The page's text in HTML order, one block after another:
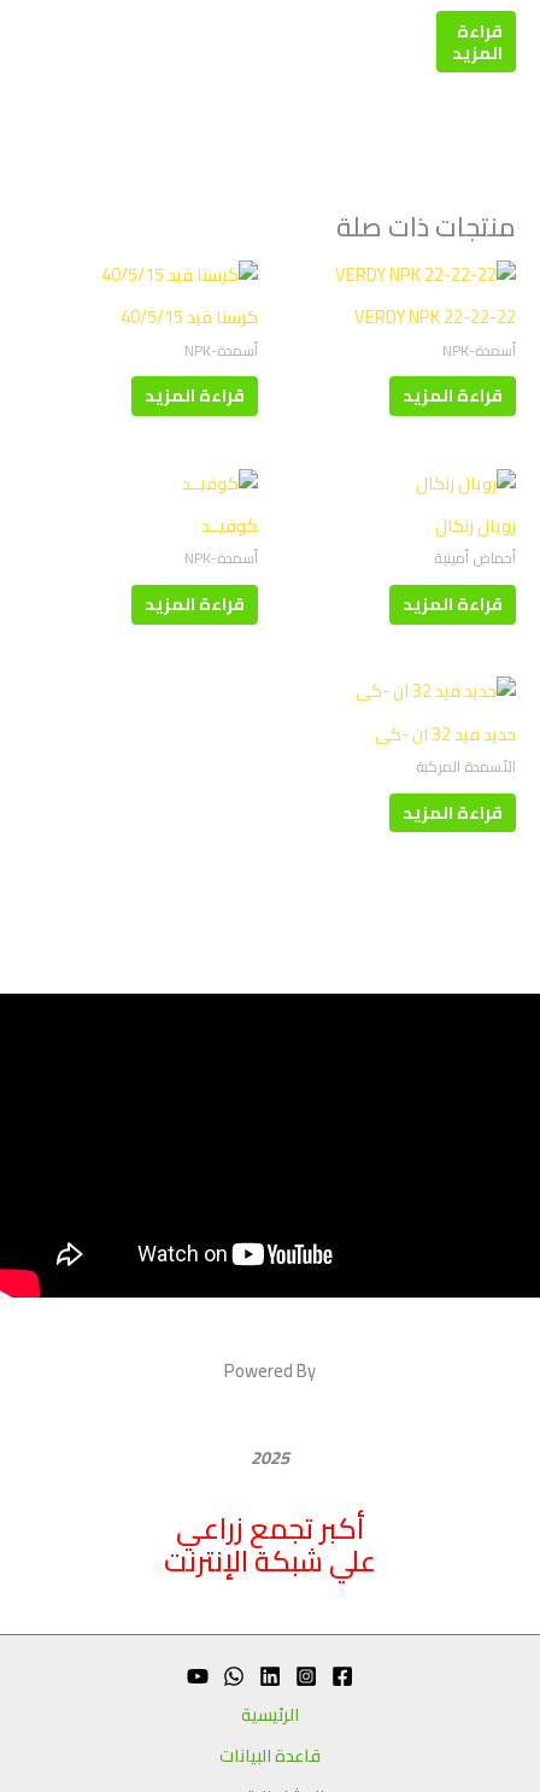
قراءة
المزيد
منتجات ذات صلة
VERDY NPK 22-22-22
أسمدة-NPK
قراءة المزيد
كرستا فيد 40/5/15
أسمدة-NPK
قراءة المزيد
رويال زنكال
أحماض أمينية
قراءة المزيد
كوفيــد
أسمدة-NPK
قراءة المزيد
حديد فيد 32 ان -كى
الأسمدة المركبة
قراءة المزيد
Powered By
2025
أكبر تجمع زراعي
علي شبكة الإنترنت
الرئيسية
قاعدة البيانات